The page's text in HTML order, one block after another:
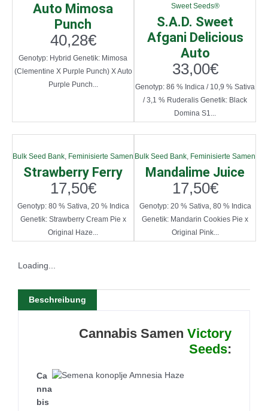
Auto Mimosa
Punch
40,28€
Genotyp: Hybrid Genetik: Mimosa
(Clementine X Purple Punch) X Auto
Purple Punch...
Sweet Seeds®
S.A.D. Sweet
Afgani Delicious
Auto
33,00€
Genotyp: 86 % Indica / 10,9 % Sativa
/ 3,1 % Ruderalis Genetik: Black
Domina S1...
Bulk Seed Bank, Feminisierte Samen
Strawberry Ferry
17,50€
Genotyp: 80 % Sativa, 20 % Indica
Genetik: Strawberry Cream Pie x
Original Haze...
Bulk Seed Bank, Feminisierte Samen
Mandalime Juice
17,50€
Genotyp: 20 % Sativa, 80 % Indica
Genetik: Mandarin Cookies Pie x
Original Pink...
Loading...
Beschreibung
Cannabis Samen Victory
Seeds:
Ca
nna
bis